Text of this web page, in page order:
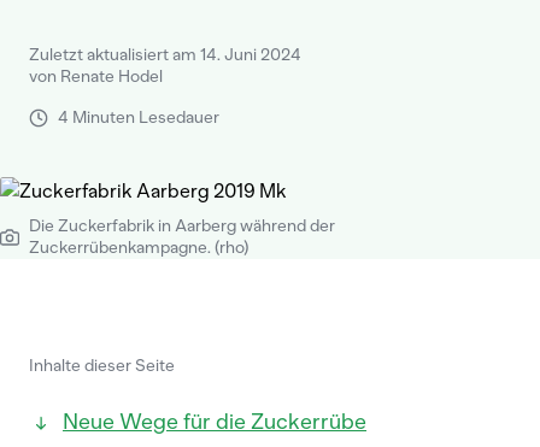
Zuletzt aktualisiert am 14. Juni 2024
von Renate Hodel
4 Minuten Lesedauer
Die Zuckerfabrik in Aarberg während der
Zuckerrübenkampagne. (rho)
Inhalte dieser Seite
Neue Wege für die Zuckerrübe